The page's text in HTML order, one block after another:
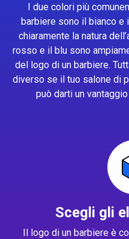
I due colori più
barbiere sono il bianco e
chiaramente la natura
rosso e il blu sono
del logo di un barbiere.
diverso se il tuo salone di
può darti un
Scegli gli
Il logo di un barbiere è